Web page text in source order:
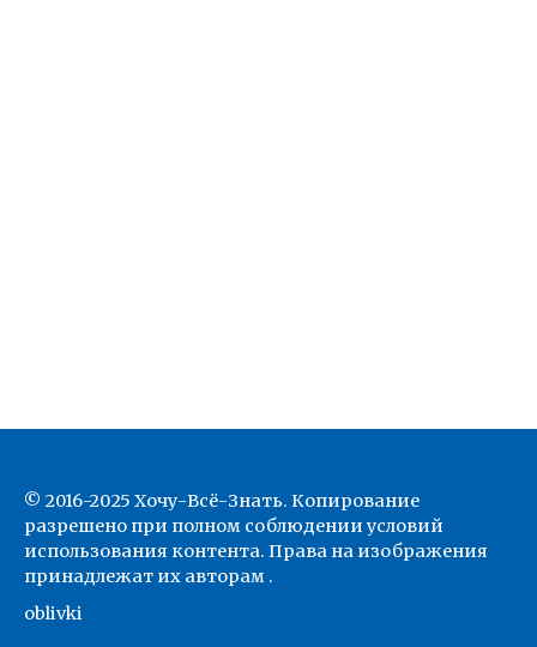
© 2016-2025 Хочу-Всё-Знать. Копирование
разрешено при полном соблюдении условий
использования контента. Права на изображения
принадлежат их авторам .
oblivki